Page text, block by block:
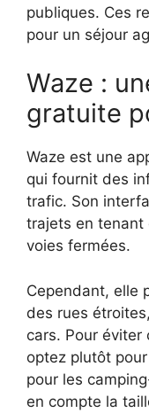
publiques. Ces
pour un séjour
Waze :
gratuite
Waze est une
qui fournit des
trafic. Son
trajets en tenant
voies fermées.
Cependant, elle
des rues
cars. Pour éviter
optez plutôt
pour les
en compte la